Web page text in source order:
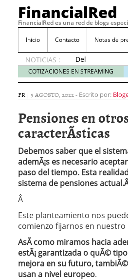
FinancialRed
FinancialRed es una red de blogs
Inicio Contacto Notas de
NOTICIAS :
Del
depósito
a la
cómo
cambiando
gestión
del
ahorro
en
España
05/08/2026
ReseÃ±a de
Operar 29/06/
29/05/2026
CÃ³mo afrontar
26/05/2026
COTIZACIONES EN STREAMING
FR | 5 AGOSTO, 2022- Escrito por:
Pensiones en
caracterÃ­sticas
Debemos saber que el
ademÃ¡s es necesario
paso del tiempo. Esta
sistema de pensiones
Â
Este planteamiento nos
comienzo fijarnos en nuestro
AsÃ­ como miramos hacia
estÃ¡ garantizada o quÃ©
mejora en su futuro,
usan a nivel europeo.